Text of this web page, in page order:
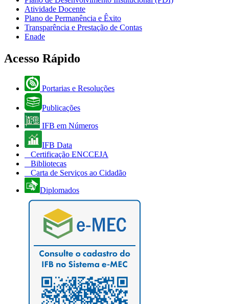
Atividade Docente
Plano de Permanência e Êxito
Transparência e Prestação de Contas
Enade
Acesso Rápido
Portarias e Resoluções
Publicações
IFB em Números
IFB Data
Certificação ENCCEJA
Bibliotecas
Carta de Serviços ao Cidadão
Diplomados